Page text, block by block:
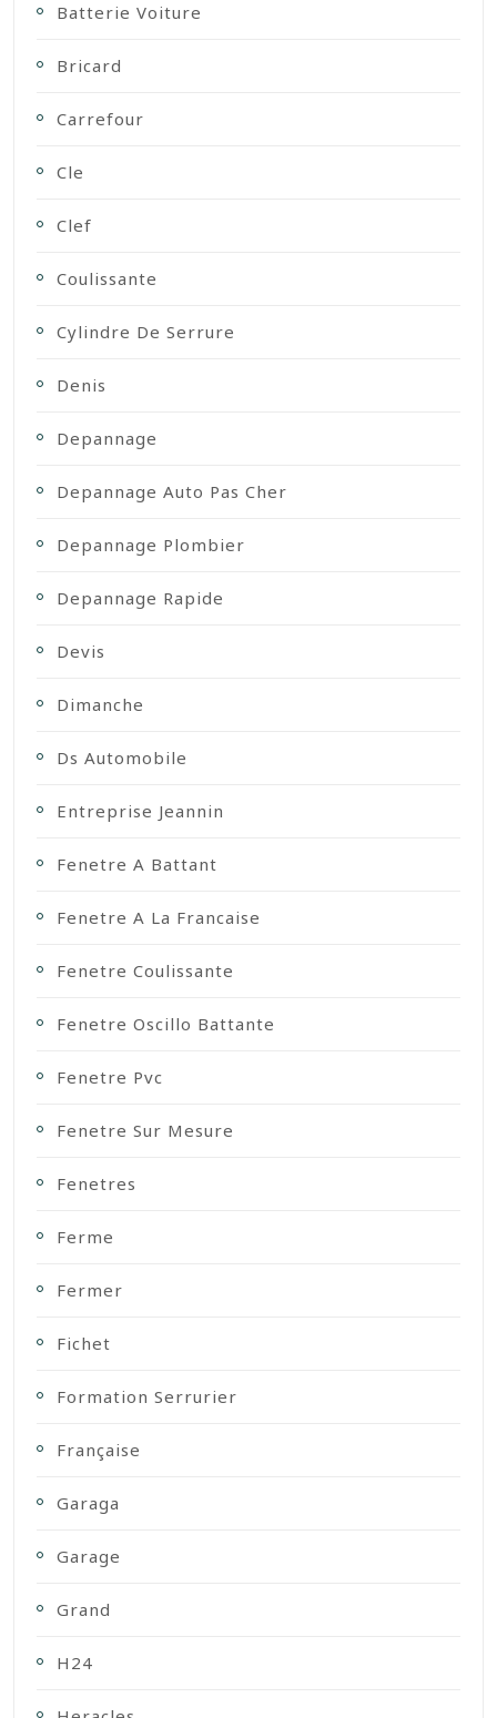
Batterie Voiture
Bricard
Carrefour
Cle
Clef
Coulissante
Cylindre De Serrure
Denis
Depannage
Depannage Auto Pas Cher
Depannage Plombier
Depannage Rapide
Devis
Dimanche
Ds Automobile
Entreprise Jeannin
Fenetre A Battant
Fenetre A La Francaise
Fenetre Coulissante
Fenetre Oscillo Battante
Fenetre Pvc
Fenetre Sur Mesure
Fenetres
Ferme
Fermer
Fichet
Formation Serrurier
Française
Garaga
Garage
Grand
H24